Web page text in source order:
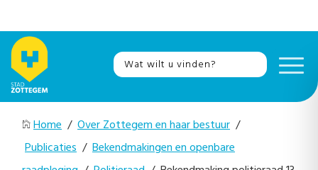
Home / Over Zottegem en haar bestuur /
Publicaties / Bekendmakingen en openbare